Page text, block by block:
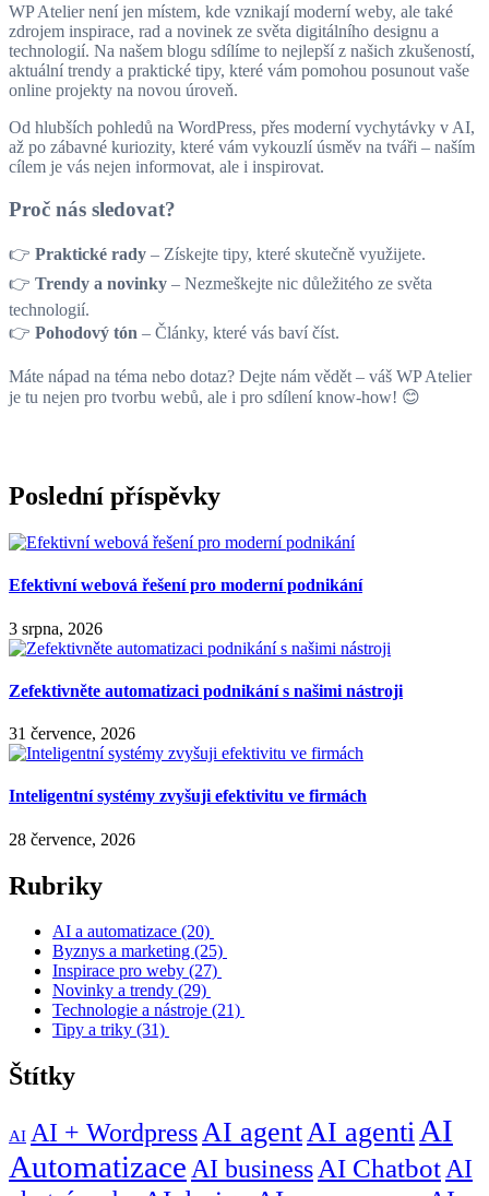
WP Atelier není jen místem, kde vznikají moderní weby, ale také
zdrojem inspirace, rad a novinek ze světa digitálního designu a
technologií. Na našem blogu sdílíme to nejlepší z našich zkušeností,
aktuální trendy a praktické tipy, které vám pomohou posunout vaše
online projekty na novou úroveň.
Od hlubších pohledů na WordPress, přes moderní vychytávky v AI,
až po zábavné kuriozity, které vám vykouzlí úsměv na tváři – naším
cílem je vás nejen informovat, ale i inspirovat.
Proč nás sledovat?
👉 Praktické rady – Získejte tipy, které skutečně využijete.
👉 Trendy a novinky – Nezmeškejte nic důležitého ze světa
technologií.
👉 Pohodový tón – Články, které vás baví číst.
Máte nápad na téma nebo dotaz? Dejte nám vědět – váš WP Atelier
je tu nejen pro tvorbu webů, ale i pro sdílení know-how! 😊
Poslední příspěvky
Efektivní webová řešení pro moderní podnikání
3 srpna, 2026
Zefektivněte automatizaci podnikání s našimi nástroji
31 července, 2026
Inteligentní systémy zvyšuji efektivitu ve firmách
28 července, 2026
Rubriky
AI a automatizace (20)
Byznys a marketing (25)
Inspirace pro weby (27)
Novinky a trendy (29)
Technologie a nástroje (21)
Tipy a triky (31)
Štítky
AI AI + WordpressAI agentAI agenti AI
Automatizace AI business AI Chatbot AI